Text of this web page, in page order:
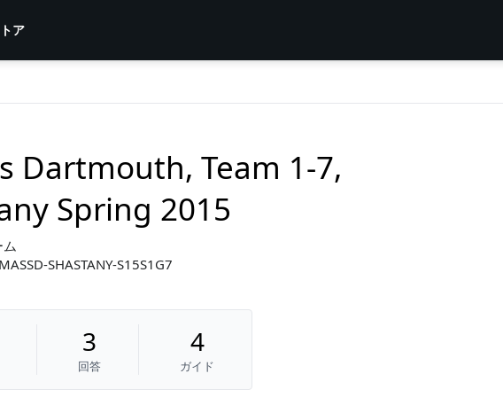
ア
Dartmouth, Team 1-7,
Spring 2015
SHASTANY-S15S1G7
3
回答
4
ガイド